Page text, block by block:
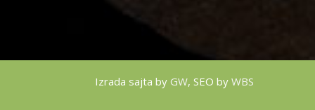
Izrada sajta by GW, SEO by WBS